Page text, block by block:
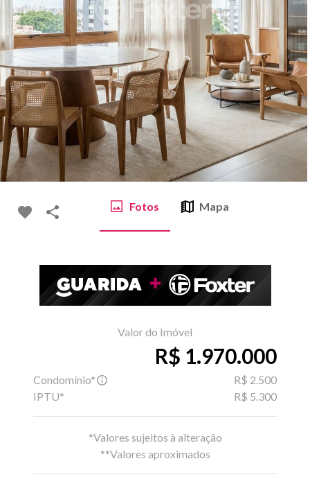
Fotos Mapa
Valor do Imóvel
R$ 1.970.000
Condomínio*
R$ 2.500
IPTU*
R$ 5.300
*Valores sujeitos à alteração
**Valores aproximados